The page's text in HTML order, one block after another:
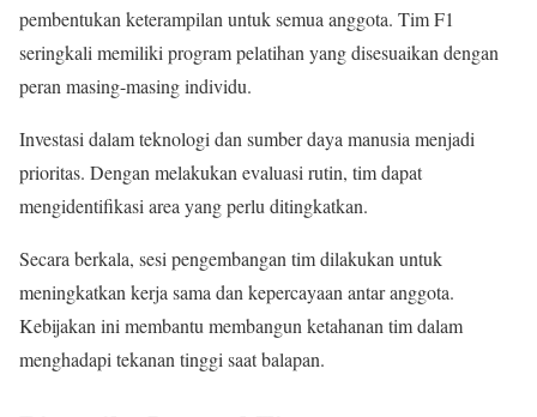
pembentukan keterampilan untuk semua anggota. Tim F1
seringkali memiliki program pelatihan yang disesuaikan dengan
peran masing-masing individu.
Investasi dalam teknologi dan sumber daya manusia menjadi
prioritas. Dengan melakukan evaluasi rutin, tim dapat
mengidentifikasi area yang perlu ditingkatkan.
Secara berkala, sesi pengembangan tim dilakukan untuk
meningkatkan kerja sama dan kepercayaan antar anggota.
Kebijakan ini membantu membangun ketahanan tim dalam
menghadapi tekanan tinggi saat balapan.